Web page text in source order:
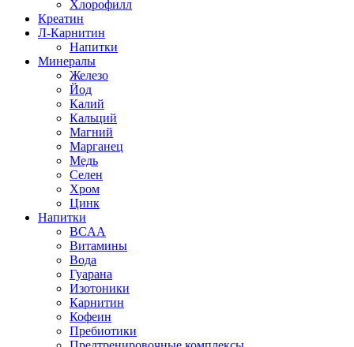
Хлорофилл
Креатин
Л-Карнитин
Напитки
Минералы
Железо
Йод
Калий
Кальций
Магний
Марганец
Медь
Селен
Хром
Цинк
Напитки
BCAA
Витамины
Вода
Гуарана
Изотоники
Карнитин
Кофеин
Пребиотики